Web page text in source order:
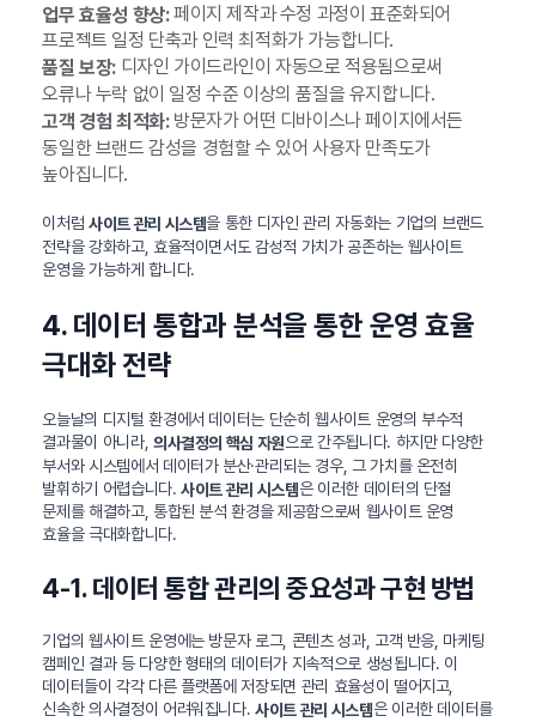
업무 효율성 향상:페이지 제작과 수정 과정이 표준화되어
프로젝트 일정 단축과 인력 최적화가 가능합니다.
품질 보장:디자인 가이드라인이 자동으로 적용됨으로써
오류나 누락 없이 일정 수준 이상의 품질을 유지합니다.
고객 경험 최적화:방문자가 어떤 디바이스나 페이지에서든
동일한 브랜드 감성을 경험할 수 있어 사용자 만족도가
높아집니다.
이처럼 사이트 관리 시스템을 통한 디자인 관리 자동화는 기업의 브랜드
전략을 강화하고, 효율적이면서도 감성적 가치가 공존하는 웹사이트
운영을 가능하게 합니다.
4. 데이터 통합과 분석을 통한 운영 효율
극대화 전략
오늘날의 디지털 환경에서 데이터는 단순히 웹사이트 운영의 부수적
결과물이 아니라, 의사결정의 핵심 자원으로 간주됩니다. 하지만 다양한
부서와 시스템에서 데이터가 분산·관리되는 경우, 그 가치를 온전히
발휘하기 어렵습니다.사이트 관리 시스템은 이러한 데이터의 단절
문제를 해결하고, 통합된 분석 환경을 제공함으로써 웹사이트 운영
효율을 극대화합니다.
4-1. 데이터 통합 관리의 중요성과 구현 방법
기업의 웹사이트 운영에는 방문자 로그, 콘텐츠 성과, 고객 반응, 마케팅
캠페인 결과 등 다양한 형태의 데이터가 지속적으로 생성됩니다. 이
데이터들이 각각 다른 플랫폼에 저장되면 관리 효율성이 떨어지고,
신속한 의사결정이 어려워집니다.사이트 관리 시스템은 이러한 데이터를